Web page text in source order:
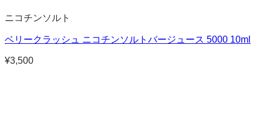
ニコチンソルト
ベリークラッシュ ニコチンソルトバージュース 5000 10ml
¥3,500